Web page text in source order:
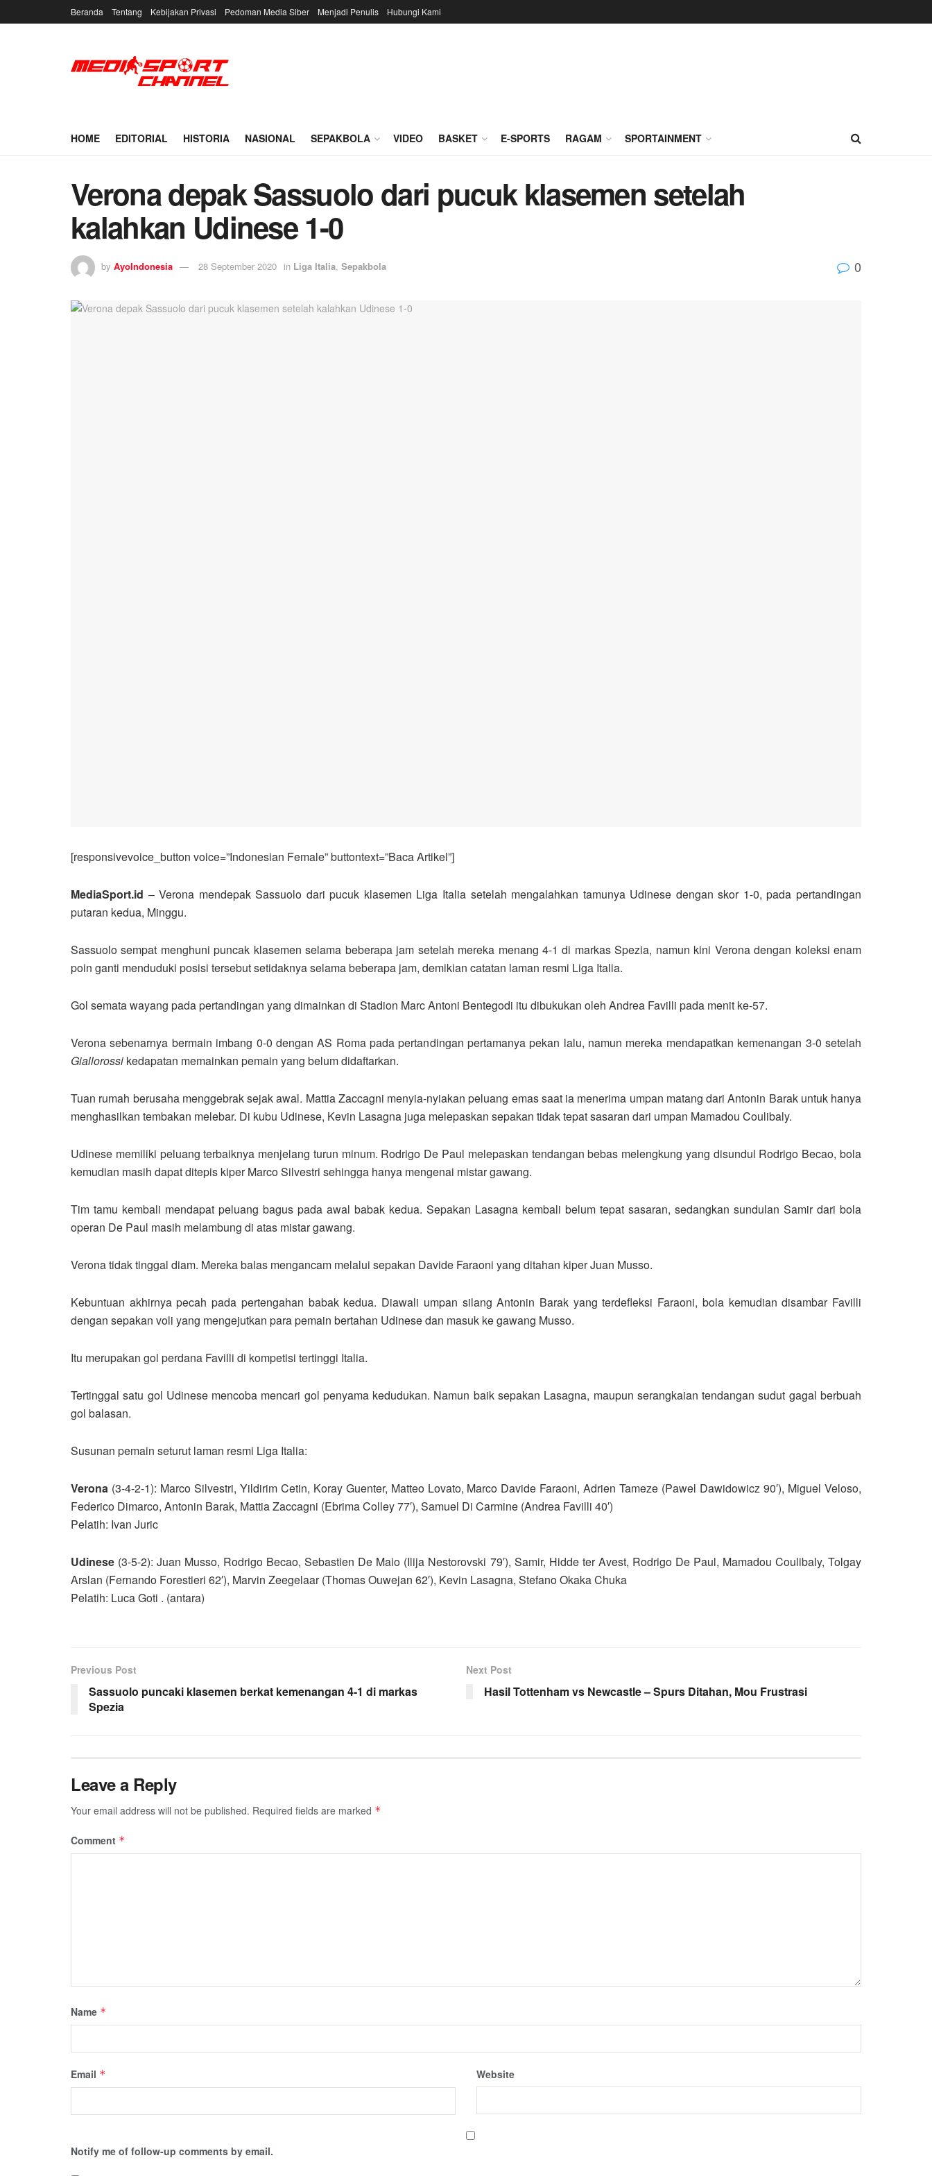
Beranda Tentang Kebijakan Privasi Pedoman Media Siber Menjadi Penulis Hubungi Kami
HOME EDITORIAL HISTORIA NASIONAL SEPAKBOLA VIDEO BASKET E-SPORTS RAGAM SPORTAINMENT
Verona depak Sassuolo dari pucuk klasemen setelah
kalahkan Udinese 1-0
by AyoIndonesia 28 September 2020 in Liga Italia, Sepakbola 0
[responsivevoice_button voice=”Indonesian Female” buttontext=”Baca Artikel”]
MediaSport.id – Verona mendepak Sassuolo dari pucuk klasemen Liga Italia setelah mengalahkan tamunya Udinese dengan skor 1-0, pada pertandingan
putaran kedua, Minggu.
Sassuolo sempat menghuni puncak klasemen selama beberapa jam setelah mereka menang 4-1 di markas Spezia, namun kini Verona dengan koleksi enam
poin ganti menduduki posisi tersebut setidaknya selama beberapa jam, demikian catatan laman resmi Liga Italia.
Gol semata wayang pada pertandingan yang dimainkan di Stadion Marc Antoni Bentegodi itu dibukukan oleh Andrea Favilli pada menit ke-57.
Verona sebenarnya bermain imbang 0-0 dengan AS Roma pada pertandingan pertamanya pekan lalu, namun mereka mendapatkan kemenangan 3-0 setelah
Giallorossi kedapatan memainkan pemain yang belum didaftarkan.
Tuan rumah berusaha menggebrak sejak awal. Mattia Zaccagni menyia-nyiakan peluang emas saat ia menerima umpan matang dari Antonin Barak untuk hanya
menghasilkan tembakan melebar. Di kubu Udinese, Kevin Lasagna juga melepaskan sepakan tidak tepat sasaran dari umpan Mamadou Coulibaly.
Udinese memiliki peluang terbaiknya menjelang turun minum. Rodrigo De Paul melepaskan tendangan bebas melengkung yang disundul Rodrigo Becao, bola
kemudian masih dapat ditepis kiper Marco Silvestri sehingga hanya mengenai mistar gawang.
Tim tamu kembali mendapat peluang bagus pada awal babak kedua. Sepakan Lasagna kembali belum tepat sasaran, sedangkan sundulan Samir dari bola
operan De Paul masih melambung di atas mistar gawang.
Verona tidak tinggal diam. Mereka balas mengancam melalui sepakan Davide Faraoni yang ditahan kiper Juan Musso.
Kebuntuan akhirnya pecah pada pertengahan babak kedua. Diawali umpan silang Antonin Barak yang terdefleksi Faraoni, bola kemudian disambar Favilli
dengan sepakan voli yang mengejutkan para pemain bertahan Udinese dan masuk ke gawang Musso.
Itu merupakan gol perdana Favilli di kompetisi tertinggi Italia.
Tertinggal satu gol Udinese mencoba mencari gol penyama kedudukan. Namun baik sepakan Lasagna, maupun serangkaian tendangan sudut gagal berbuah
gol balasan.
Susunan pemain seturut laman resmi Liga Italia:
Verona (3-4-2-1): Marco Silvestri, Yildirim Cetin, Koray Guenter, Matteo Lovato, Marco Davide Faraoni, Adrien Tameze (Pawel Dawidowicz 90′), Miguel Veloso,
Federico Dimarco, Antonin Barak, Mattia Zaccagni (Ebrima Colley 77′), Samuel Di Carmine (Andrea Favilli 40′)
Pelatih: Ivan Juric
Udinese (3-5-2): Juan Musso, Rodrigo Becao, Sebastien De Maio (Ilija Nestorovski 79′), Samir, Hidde ter Avest, Rodrigo De Paul, Mamadou Coulibaly, Tolgay
Arslan (Fernando Forestieri 62′), Marvin Zeegelaar (Thomas Ouwejan 62′), Kevin Lasagna, Stefano Okaka Chuka
Pelatih: Luca Goti . (antara)
Previous Post
Sassuolo puncaki klasemen berkat kemenangan 4-1 di markas
Spezia
Next Post
Hasil Tottenham vs Newcastle – Spurs Ditahan, Mou Frustrasi
Leave a Reply
Your email address will not be published. Required fields are marked *
Comment *
Name *
Email * Website
Notify me of follow-up comments by email.